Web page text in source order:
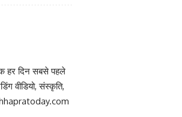
हर दिन सबसे पहले
वीडियो, संस्कृति,